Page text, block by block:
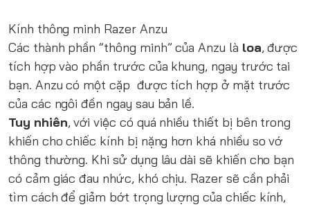
Kính thông minh Razer Anzu
Các thành phần “thông minh” của Anzu là loa, được
tích hợp vào phần trước của khung, ngay trước tai
bạn. Anzu có một cặp được tích hợp ở mặt trước
của các ngôi đền ngay sau bản lề.
Tuy nhiên, với việc có quá nhiều thiết bị bên trong
khiến cho chiếc kính bị nặng hơn khá nhiều so vớ
thông thường. Khi sử dụng lâu dài sẽ khiến cho bạn
có cảm giác đau nhức, khó chịu. Razer sẽ cần phải
tìm cách để giảm bớt trọng lượng của chiếc kính,